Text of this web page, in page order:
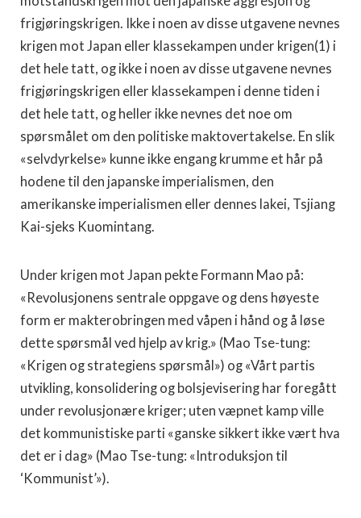
frigjøringskrigen. Ikke i noen av disse utgavene nevnes
krigen mot Japan eller klassekampen under krigen(1) i
det hele tatt, og ikke i noen av disse utgavene nevnes
frigjøringskrigen eller klassekampen i denne tiden i
det hele tatt, og heller ikke nevnes det noe om
spørsmålet om den politiske maktovertakelse. En slik
«selvdyrkelse» kunne ikke engang krumme et hår på
hodene til den japanske imperialismen, den
amerikanske imperialismen eller dennes lakei, Tsjiang
Kai-sjeks Kuomintang.
Under krigen mot Japan pekte Formann Mao på:
«Revolusjonens sentrale oppgave og dens høyeste
form er makterobringen med våpen i hånd og å løse
dette spørsmål ved hjelp av krig.» (Mao Tse-tung:
«Krigen og strategiens spørsmål») og «Vårt partis
utvikling, konsolidering og bolsjevisering har foregått
under revolusjonære kriger; uten væpnet kamp ville
det kommunistiske parti «ganske sikkert ikke vært hva
det er i dag» (Mao Tse-tung: «Introduksjon til
‘Kommunist’»).